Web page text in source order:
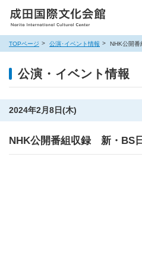
TOPページ 公演･イベント情報 NHK公開
公演・イベント情報
2024年2月8日(木)
NHK公開番組収録 新・BS